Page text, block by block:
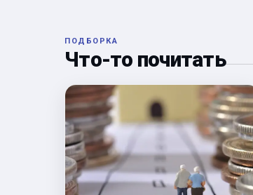
ПОДБОРКА
Что-то почитать